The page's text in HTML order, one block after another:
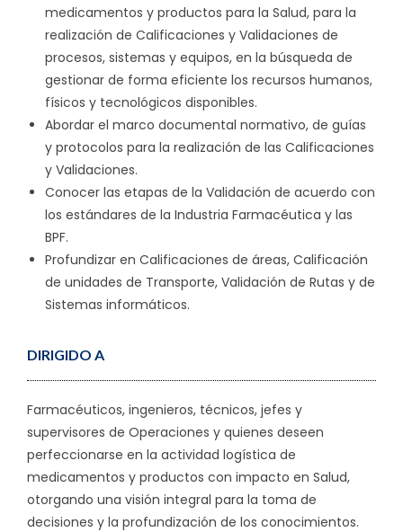
medicamentos y productos para la Salud, para la
realización de Calificaciones y Validaciones de
procesos, sistemas y equipos, en la búsqueda de
gestionar de forma eficiente los recursos humanos,
físicos y tecnológicos disponibles.
Abordar el marco documental normativo, de guías
y protocolos para la realización de las Calificaciones
y Validaciones.
Conocer las etapas de la Validación de acuerdo con
los estándares de la Industria Farmacéutica y las
BPF.
Profundizar en Calificaciones de áreas, Calificación
de unidades de Transporte, Validación de Rutas y de
Sistemas informáticos.
DIRIGIDO A
Farmacéuticos, ingenieros, técnicos, jefes y
supervisores de Operaciones y quienes deseen
perfeccionarse en la actividad logística de
medicamentos y productos con impacto en Salud,
otorgando una visión integral para la toma de
decisiones y la profundización de los conocimientos.